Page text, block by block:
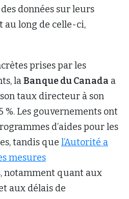
données sur leurs
au long de celle-ci,
prises par les
laBanque du Canada a
taux directeur à son
%. Les gouvernements ont
d’aides pour les
tandis que l’Autorité a
mesures
notamment quant aux
aux délais de